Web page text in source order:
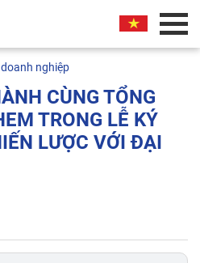
nghiệp
CÙNG TỔNG
TRONG LỄ KÝ
LƯỢC VỚI ĐẠI